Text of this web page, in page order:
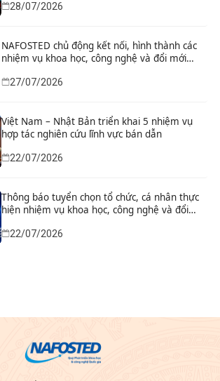
phát triển thực tiễn
28/07/2026
NAFOSTED chủ động kết nối, hình thành các
nhiệm vụ khoa học, công nghệ và đổi mới
Bình
27/07/2026
Việt Nam – Nhật Bản triển khai 5 nhiệm vụ
hợp tác nghiên cứu lĩnh vực bán dẫn
22/07/2026
Thông báo tuyển chọn tổ chức, cá nhân thực
hiện nhiệm vụ khoa học, công nghệ và đổi
22/07/2026